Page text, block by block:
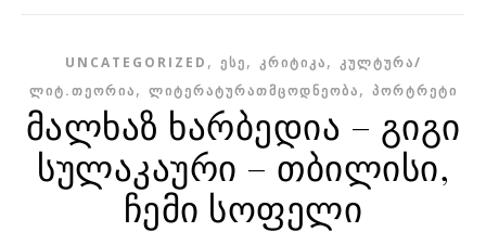
UNCATEGORIZED , ᲔᲡᲔ, ᲙᲠᲘᲢᲘᲙᲐ, ᲙᲣᲚᲢᲣᲠᲐ/
ᲚᲘᲢ.ᲗᲔᲝᲠᲘᲐ, ᲚᲘᲢᲔᲠᲐᲢᲣᲠᲐᲗᲛᲪᲝᲓᲜᲔᲝᲑᲐ, ᲞᲝᲠᲢᲠᲔᲢᲘ
მალხაზ ხარბედია – გიგი
სულაკაური – თბილისი,
ჩემი სოფელი